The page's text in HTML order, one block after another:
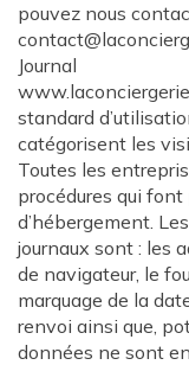
pouvez nous
Journal
standard
catégorisent les
Toutes les
procédures qui
d’hébergement.
journaux sont : les
de navigateur, le
marquage de la
renvoi ainsi que,
données ne sont